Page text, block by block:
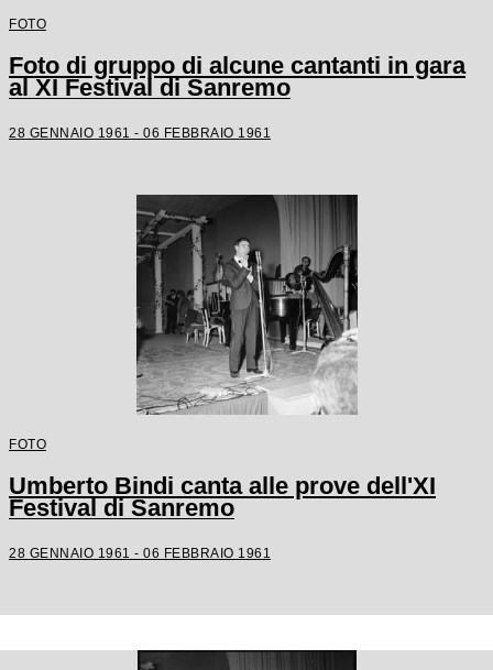
FOTO
Foto di gruppo di alcune cantanti in gara
al XI Festival di Sanremo
28 GENNAIO 1961 - 06 FEBBRAIO 1961
FOTO
Umberto Bindi canta alle prove dell'XI
Festival di Sanremo
28 GENNAIO 1961 - 06 FEBBRAIO 1961